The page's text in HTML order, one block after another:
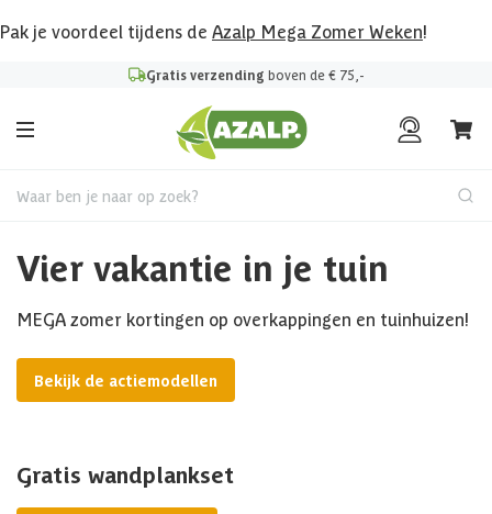
Pak je voordeel tijdens de Azalp Mega Zomer Weken!
Gratis verzending boven de € 75,-
Waar ben je naar op zoek?
Vier vakantie in je tuin
MEGA zomer kortingen op overkappingen en tuinhuizen!
Bekijk de actiemodellen
Gratis wandplankset